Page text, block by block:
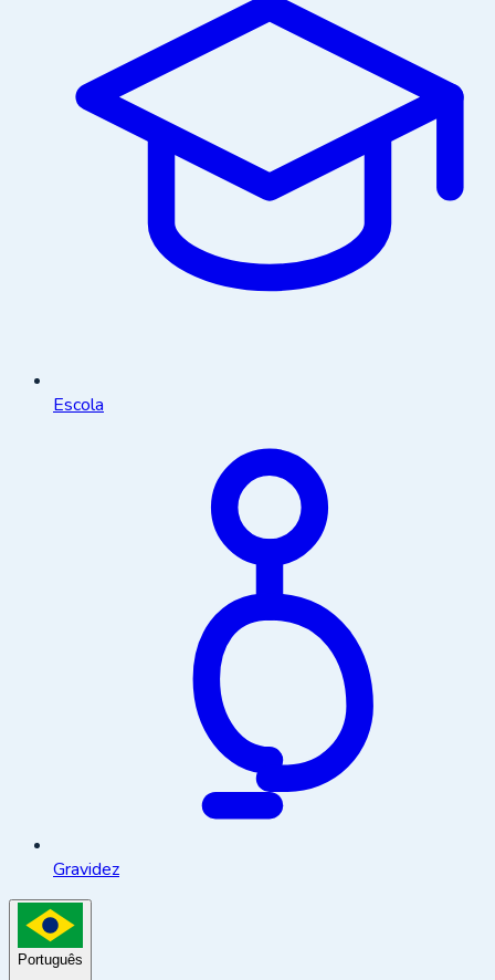
Escola
Gravidez
Português